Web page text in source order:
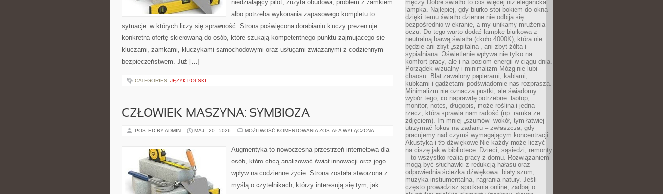
niedziałający pilot, zużyta obudowa, problem z zamkiem
albo potrzeba wykonania zapasowego kompletu to
sytuacje, w których liczy się sprawność. Strona poświęcona dorabianiu kluczy prezentuje
konkretną ofertę skierowaną do osób, które szukają kompetentnego punktu zajmującego się
kluczami, zamkami, kluczykami samochodowymi oraz usługami związanymi z codziennym
bezpieczeństwem. Już […]
CATEGORIES: JĘZYK POLSKI
CZŁOWIEK–MASZYNA: SYMBIOZA
POSTED BY ADMIN MAJ - 20 - 2026 MOŻLIWOŚĆ KOMENTOWANIA CZŁOWIEK–
ZOSTAŁA WYŁĄCZONA
Augmentyka to nowoczesna przestrzeń internetowa dla
osób, które chcą analizować świat innowacji oraz jego
wpływ na codzienne życie. Strona została stworzona z
myślą o czytelnikach, którzy interesują się tym, jak
męczy Dobre światło to coś więcej niż elegancka
lampka. Najlepiej, gdy biurko stoi bokiem do okna –
dzięki temu światło dzienne nie odbija się
bezpośrednio w ekranie, a my unikamy mrużenia
oczu. Do tego warto dodać lampkę biurkową z
neutralną barwą światła (około 4000K), która nie
będzie ani zbyt „szpitalna”, ani zbyt żółta i
sypialniana. Oświetlenie wpływa nie tylko na
komfort pracy, ale i na poziom energii w ciągu dnia.
Porządek wizualny i minimalizm Mózg nie lubi
chaosu. Blat zawalony papierami, kablami,
kubkami i gadżetami podświadomie nas rozprasza.
Minimalizm nie oznacza pustki, ale świadomy
wybór tego, co naprawdę potrzebne: laptop,
monitor, notes, długopis, może roślina i jedna
rzecz, która sprawia nam radość (np. ramka ze
zdjęciem). Im mniej „szumów” wokół, tym łatwiej
utrzymać fokus na zadaniu – zwłaszcza, gdy
pracujemy nad czymś wymagającym koncentracji.
Akustyka i tło dźwiękowe Nie każdy może liczyć
na ciszę jak w bibliotece. Dzieci, sąsiedzi, remonty
– to wszystko realia pracy z domu. Rozwiązaniem
mogą być słuchawki z redukcją hałasu oraz
odpowiednia ścieżka dźwiękowa: biały szum,
muzyka instrumentalna, nagrania natury. Jeśli
często prowadzisz spotkania online, zadbaj o